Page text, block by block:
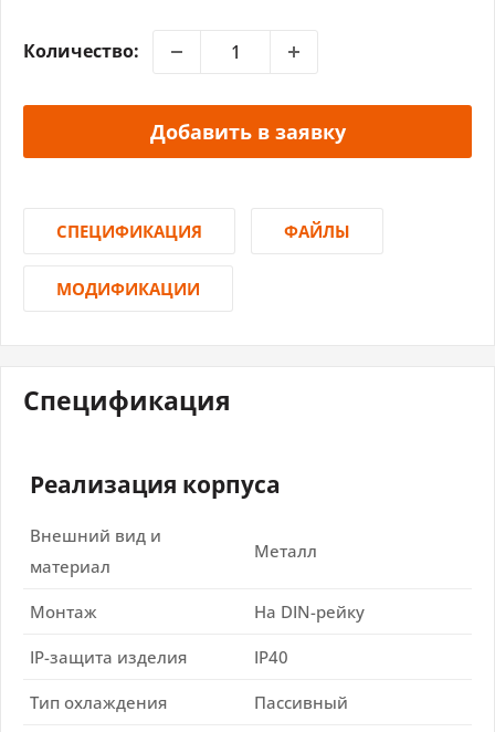
Количество:
Добавить в заявку
СПЕЦИФИКАЦИЯ ФАЙЛЫ
МОДИФИКАЦИИ
Спецификация
Реализация корпуса
Внешний вид и
материал
Металл
Монтаж На DIN-рейку
IP-защита изделия IP40
Тип охлаждения Пассивный